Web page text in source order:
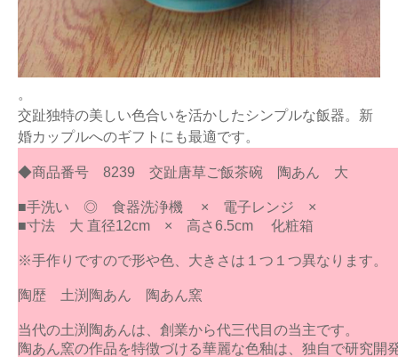
。
交趾独特の美しい色合いを活かしたシンプルな飯器。新
婚カップルへのギフトにも最適です。
◆商品番号 8239 交趾唐草ご飯茶碗 陶あん 大
■手洗い ◎ 食器洗浄機 × 電子レンジ ×
■寸法 大 直径12cm × 高さ6.5cm 化粧箱
※手作りですので形や色、大きさは１つ１つ異なります。
陶歴 土渕陶あん 陶あん窯
当代の土渕陶あんは、創業から代三代目の当主です。
陶あん窯の作品を特徴づける華麗な色釉は、独自で研究開